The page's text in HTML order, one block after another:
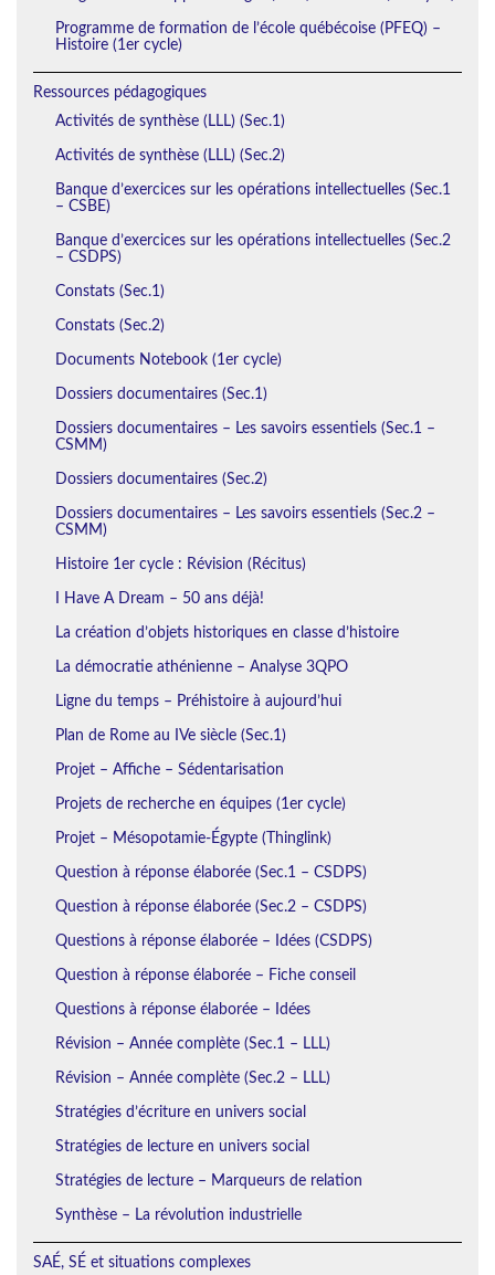
Programme de formation de l’école québécoise (PFEQ) –
Histoire (1er cycle)
Ressources pédagogiques
Activités de synthèse (LLL) (Sec.1)
Activités de synthèse (LLL) (Sec.2)
Banque d’exercices sur les opérations intellectuelles (Sec.1
– CSBE)
Banque d’exercices sur les opérations intellectuelles (Sec.2
– CSDPS)
Constats (Sec.1)
Constats (Sec.2)
Documents Notebook (1er cycle)
Dossiers documentaires (Sec.1)
Dossiers documentaires – Les savoirs essentiels (Sec.1 –
CSMM)
Dossiers documentaires (Sec.2)
Dossiers documentaires – Les savoirs essentiels (Sec.2 –
CSMM)
Histoire 1er cycle : Révision (Récitus)
I Have A Dream – 50 ans déjà!
La création d’objets historiques en classe d’histoire
La démocratie athénienne – Analyse 3QPO
Ligne du temps – Préhistoire à aujourd’hui
Plan de Rome au IVe siècle (Sec.1)
Projet – Affiche – Sédentarisation
Projets de recherche en équipes (1er cycle)
Projet – Mésopotamie-Égypte (Thinglink)
Question à réponse élaborée (Sec.1 – CSDPS)
Question à réponse élaborée (Sec.2 – CSDPS)
Questions à réponse élaborée – Idées (CSDPS)
Question à réponse élaborée – Fiche conseil
Questions à réponse élaborée – Idées
Révision – Année complète (Sec.1 – LLL)
Révision – Année complète (Sec.2 – LLL)
Stratégies d’écriture en univers social
Stratégies de lecture en univers social
Stratégies de lecture – Marqueurs de relation
Synthèse – La révolution industrielle
SAÉ, SÉ et situations complexes